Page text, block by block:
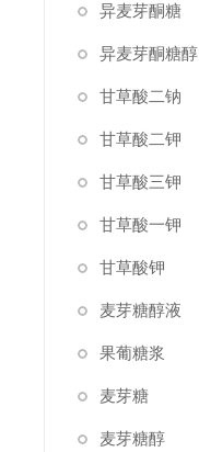
异麦芽酮糖
异麦芽酮糖醇
甘草酸二钠
甘草酸二钾
甘草酸三钾
甘草酸一钾
甘草酸钾
麦芽糖醇液
果葡糖浆
麦芽糖
麦芽糖醇